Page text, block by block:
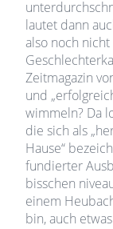
lautet dann
also noch
Zeitmagazin
und
wimmeln? Da
die sich als
Hause“
fundierter
bisschen
einem
bin, auch